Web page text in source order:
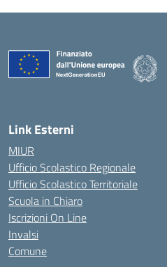
Link Esterni
MIUR
Ufficio Scolastico Regionale
Ufficio Scolastico Territoriale
Scuola in Chiaro
Iscrizioni On Line
Invalsi
Comune